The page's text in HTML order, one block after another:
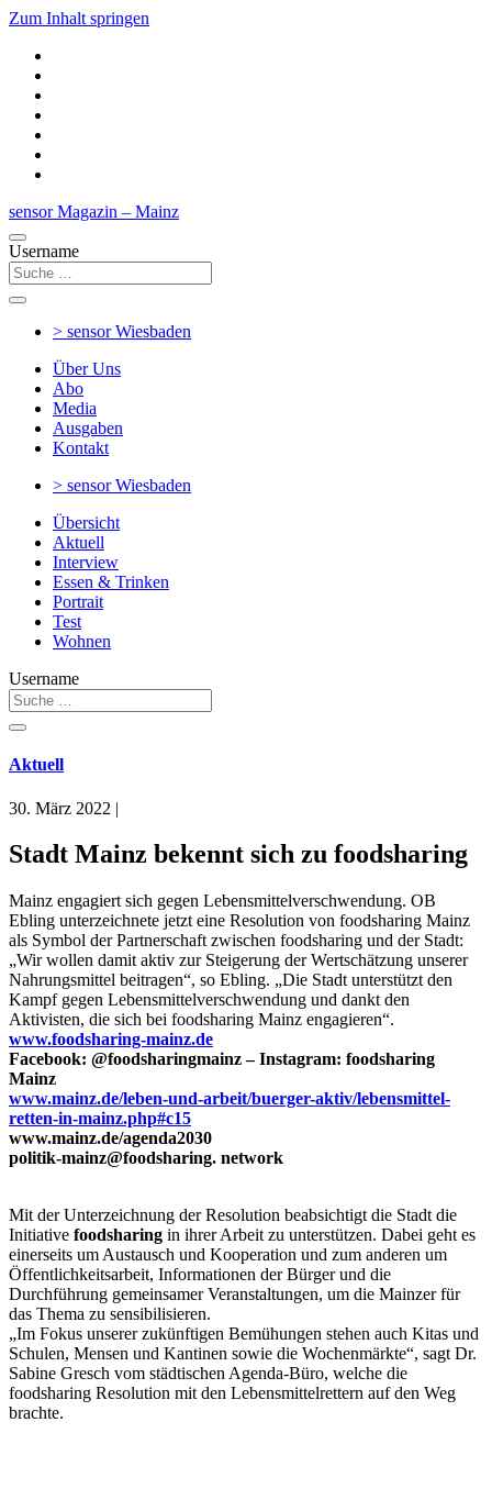
Zum Inhalt springen
sensor Magazin – Mainz
Username
> sensorWiesbaden
Über Uns
Abo
Media
Ausgaben
Kontakt
> sensorWiesbaden
Übersicht
Aktuell
Interview
Essen & Trinken
Portrait
Test
Wohnen
Username
Aktuell
30. März 2022 |
Stadt Mainz bekennt sich zu foodsharing
Mainz engagiert sich gegen Lebensmittelverschwendung. OB
Ebling unterzeichnete jetzt eine Resolution von foodsharing Mainz
als Symbol der Partnerschaft zwischen foodsharing und der Stadt:
„Wir wollen damit aktiv zur Steigerung der Wertschätzung unserer
Nahrungsmittel beitragen“, so Ebling. „Die Stadt unterstützt den
Kampf gegen Lebensmittelverschwendung und dankt den
Aktivisten, die sich bei foodsharing Mainz engagieren“.
www.foodsharing-mainz.de
Facebook: @foodsharingmainz –Instagram: foodsharing
Mainz
www.mainz.de/leben-und-arbeit/buerger-aktiv/lebensmittel-
retten-in-mainz.php#c15
www.mainz.de/agenda2030
politik-mainz@foodsharing. network
Mit der Unterzeichnung der Resolution beabsichtigt die Stadt die
Initiative foodsharing in ihrer Arbeit zu unterstützen. Dabei geht es
einerseits um Austausch und Kooperation und zum anderen um
Öffentlichkeitsarbeit, Informationen der Bürger und die
Durchführung gemeinsamer Veranstaltungen, um die Mainzer für
das Thema zu sensibilisieren.
„Im Fokus unserer zukünftigen Bemühungen stehen auch Kitas und
Schulen, Mensen und Kantinen sowie die Wochenmärkte“, sagt Dr.
Sabine Gresch vom städtischen Agenda-Büro, welche die
foodsharing Resolution mit den Lebensmittelrettern auf den Weg
brachte.